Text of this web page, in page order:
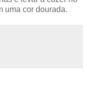
uma cor dourada.